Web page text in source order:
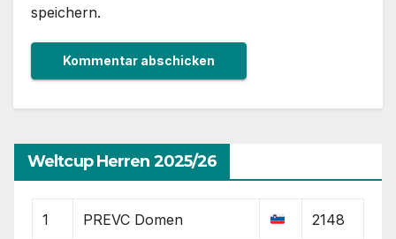
speichern.
Weltcup Herren 2025/26
1 PREVC Domen 2148